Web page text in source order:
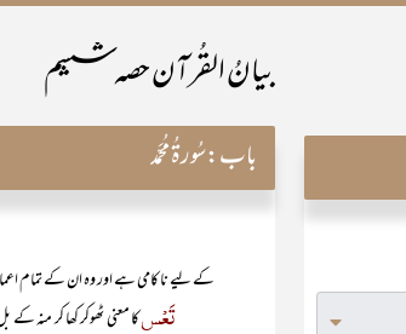
بیانُ القُرآن حصہ ششم
باب:سُورۃُ مُحَمَّد
کے لیے نا کامی ہے اور وہ ان کے تمام
تَعْسکا معنی ٹھوکر کھا کر منہ